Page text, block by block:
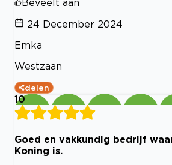
Beveelt aan
24 December 2024
Emka
Westzaan
delen
10
Goed en vakkundig bedrijf
Koning is.